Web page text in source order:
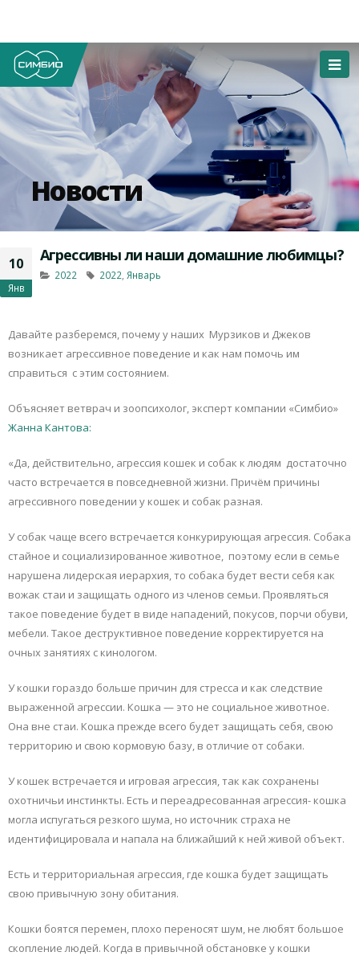
Новости
10
Янв
Агрессивны ли наши домашние любимцы?
2022 2022 Январь
Давайте разберемся, почему у наших Мурзиков и Джеков
возникает агрессивное поведение и как нам помочь им
справиться с этим состоянием.
Объясняет ветврач и зоопсихолог, эксперт компании «Симбио»
Жанна Кантова:
«Да, действительно, агрессия кошек и собак к людям достаточно
часто встречается в повседневной жизни. Причём причины
агрессивного поведении у кошек и собак разная.
У собак чаще всего встречается конкурирующая агрессия. Собака
стайное и социализированное животное, поэтому если в семье
нарушена лидерская иерархия, то собака будет вести себя как
вожак стаи и защищать одного из членов семьи. Проявляться
такое поведение будет в виде нападений, покусов, порчи обуви,
мебели. Такое деструктивное поведение корректируется на
очных занятиях с кинологом.
У кошки гораздо больше причин для стресса и как следствие
выраженной агрессии. Кошка — это не социальное животное.
Она вне стаи. Кошка прежде всего будет защищать себя, свою
территорию и свою кормовую базу, в отличие от собаки.
У кошек встречается и игровая агрессия, так как сохранены
охотничьи инстинкты. Есть и переадресованная агрессия- кошка
могла испугаться резкого шума, но источник страха не
идентифицировала и напала на ближайший к ней живой объект.
Есть и территориальная агрессия, где кошка будет защищать
свою привычную зону обитания.
Кошки боятся перемен, плохо переносят шум, не любят большое
скопление людей. Когда в привычной обстановке у кошки